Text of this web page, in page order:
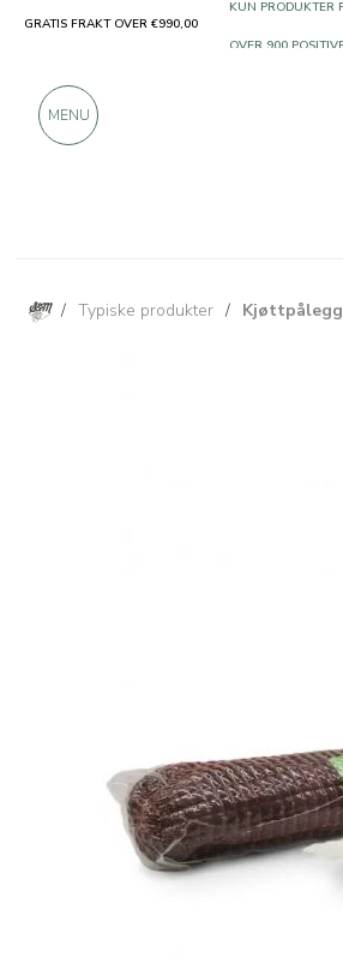
/ Typiske produkter / Kjøttpålegg
GRATIS FRAKT OVER €990,00
MENU